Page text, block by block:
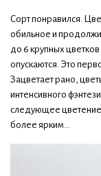
Сорт понравился.
обильное и
до 6 крупных
опускаются. Это
Зацветает рано,
интенсивного
следующее цветение,
более ярким...